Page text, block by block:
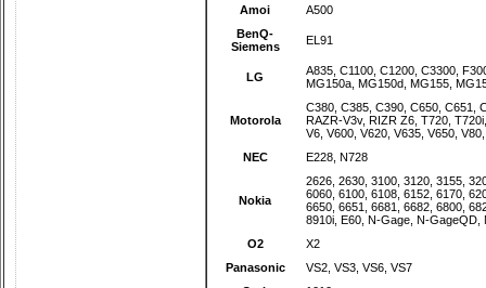
Amoi
A500
BenQ-
Siemens
EL91
LG A835 C1100 C1200 C3300
MG150a MG150d MG155
Motorola
C380 C385 C390 C650 C651
RAZR-V3v, RIZR Z6 T720 T720i
V6 V600 V620 V635 V650 V80
NEC
E228 N728
Nokia
2626 2630 3100 3120 3155
6060 6100 6108 6152 6170
6650 6651 6681 6682 6800
8910i E60 N-Gage N-GageQD
O2
X2
Panasonic
VS2 VS3 VS6 VS7